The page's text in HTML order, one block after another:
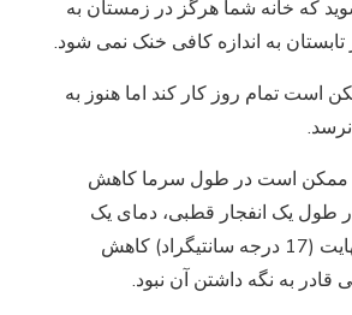
که خانه شما هرگز در زمستان به
تابستان به اندازه کافی خنک نمی شود.
است تمام روز کار کند اما هنوز به
ممکن است در طول سرما کاهش
در طول یک انفجار قطبی، دمای یک
لانه به 63 درجه فارنهایت (17 درجه سانتیگراد) کاهش
قادر به نگه داشتن آن نبود.